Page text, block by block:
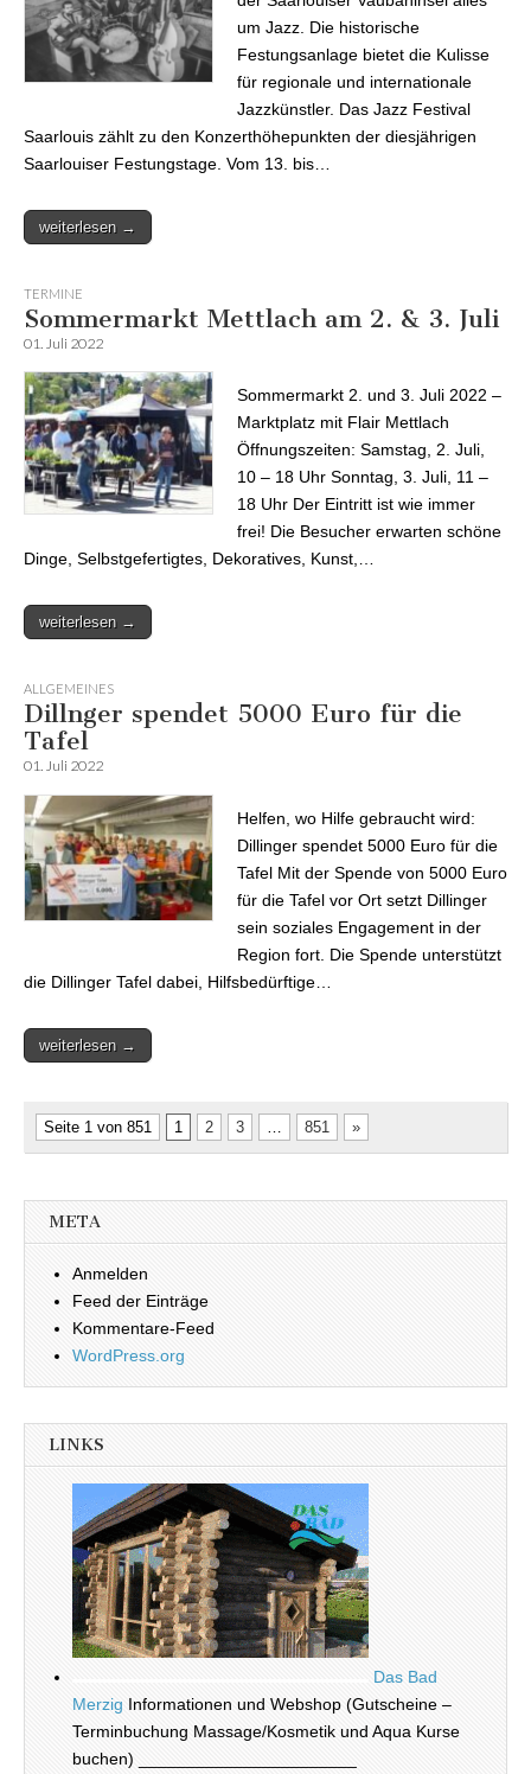
um Jazz. Die historische
Festungsanlage bietet die Kulisse
für regionale und internationale
Jazzkünstler. Das Jazz Festival
Saarlouis zählt zu den Konzerthöhepunkten der diesjährigen
Saarlouiser Festungstage. Vom 13. bis…
weiterlesen →
TERMINE
Sommermarkt Mettlach am 2. & 3. Juli
01. Juli 2022
Sommermarkt 2. und 3. Juli 2022 –
Marktplatz mit Flair Mettlach
Öffnungszeiten: Samstag, 2. Juli,
10 – 18 Uhr Sonntag, 3. Juli, 11 –
18 Uhr Der Eintritt ist wie immer
frei! Die Besucher erwarten schöne
Dinge, Selbstgefertigtes, Dekoratives, Kunst,…
weiterlesen →
ALLGEMEINES
Dillnger spendet 5000 Euro für die
Tafel
01. Juli 2022
Helfen, wo Hilfe gebraucht wird:
Dillinger spendet 5000 Euro für die
Tafel Mit der Spende von 5000 Euro
für die Tafel vor Ort setzt Dillinger
sein soziales Engagement in der
Region fort. Die Spende unterstützt
die Dillinger Tafel dabei, Hilfsbedürftige…
weiterlesen →
Seite 1 von 851 1 2 3 851 »
META
Anmelden
Feed der Einträge
Kommentare-Feed
WordPress.org
LINKS
Das Bad
Merzig Informationen und Webshop (Gutscheine –
Terminbuchung Massage/Kosmetik und Aqua Kurse
buchen) _______________________